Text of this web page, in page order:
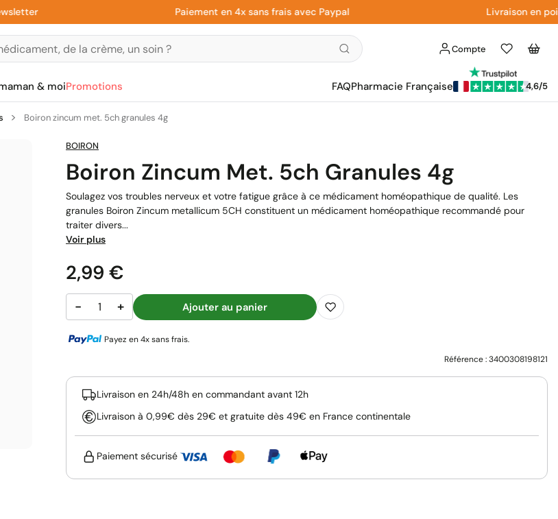
Paiement en 4x sans frais avec Paypal Livraison en point
Compte
Liste
d'envies
Panier
& moiPromotions FAQPharmacie Française 4,6/5
Boiron zincum met. 5ch granules 4g
BOIRON
Boiron Zincum Met. 5ch Granules 4g
Soulagez vos troubles nerveux et votre fatigue grâce à ce médicament homéopathique de qualité. Les
granules Boiron Zincum metallicum 5CH constituent un médicament homéopathique recommandé pour
traiter divers...
Voir plus
Prix
2,99 €
− + Ajouter au panier
Payez en 4x sans frais.
Référence :3400308198121
Livraison en 24h/48h en commandant avant 12h
Livraison à 0,99€ dès 29€ et gratuite dès 49€ en France continentale
Paiement sécurisé